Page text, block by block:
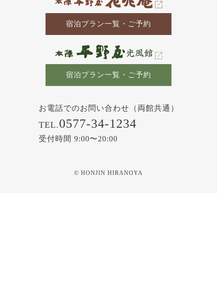
宿泊プラン一覧・ご予約
宿泊プラン一覧・ご予約
お電話でのお問い合わせ（両館共通）
TEL.0577-34-1234
受付時間 9:00〜20:00
© HONJIN HIRANOYA